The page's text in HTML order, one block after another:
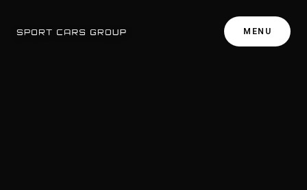
MENU